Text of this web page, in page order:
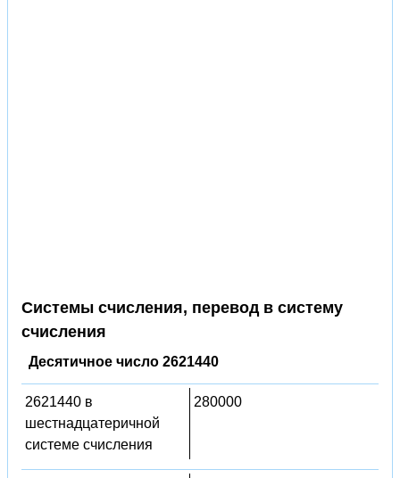
Системы счисления, перевод в систему
счисления
Десятичное число 2621440
2621440 в
шестнадцатеричной
системе счисления
280000